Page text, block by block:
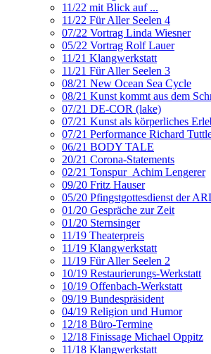
11/22 mit Blick auf ...
11/22 Für Aller Seelen 4
07/22 Vortrag Linda Wiesner
05/22 Vortrag Rolf Lauer
11/21 Klangwerkstatt
11/21 Für Aller Seelen 3
08/21 New Ocean Sea Cycle
08/21 Kunst kommt aus dem
07/21 DE-COR (lake)
07/21 Kunst als körperliches
07/21 Performance Richard
06/21 BODY TALE
20/21 Corona-Statements
02/21 Tonspur_Achim Lengerer
09/20 Fritz Hauser
05/20 Pfingstgottesdienst der
01/20 Gespräche zur Zeit
01/20 Sternsinger
11/19 Theaterpreis
11/19 Klangwerkstatt
11/19 Für Aller Seelen 2
10/19 Restaurierungs-Werkstatt
10/19 Offenbach-Werkstatt
09/19 Bundespräsident
04/19 Religion und Humor
12/18 Büro-Termine
12/18 Finissage Michael Oppitz
11/18 Klangwerkstatt